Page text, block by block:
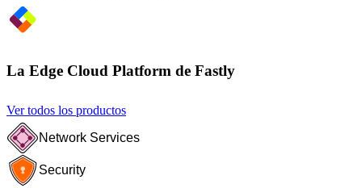
La Edge Cloud Platform de Fastly
Ver todos los productos
Network Services
Security